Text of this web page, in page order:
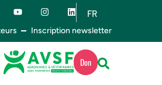
FR
ES
Inscription newsletter
Don